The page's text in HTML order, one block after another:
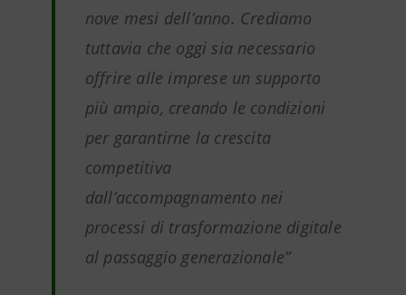
nove mesi dell’anno. Crediamo
tuttavia che oggi sia necessario
offrire alle imprese un supporto
più ampio, creando le condizioni
per garantirne la crescita
competitiva
dall’accompagnamento nei
processi di trasformazione digitale
al passaggio generazionale”